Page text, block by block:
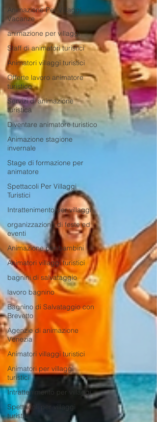
Animazione Per Villaggi
Vacanze
animazione per villaggi
Staff di animatori turistici
Animatori villaggi turistici
Offerte lavoro animatore
turistico
Servizi di animazione
turistica
Diventare animatore turistico
Animazione stagione
invernale
Stage di formazione per
animatore
Spettacoli Per Villaggi
Turistici
Intrattenimento per villaggi
organizzazione di feste ed
eventi
Animazione per bambini
Animatori villaggi turistici
bagnini di salvataggio
lavoro bagnino
Bagnino di Salvataggio con
Brevetto
Agenzie di animazione
Venezia
Animatori villaggi turistici
Animatori per villaggi
turistici
Intrattenimento per villaggi
Spettacoli per villaggi
turistici